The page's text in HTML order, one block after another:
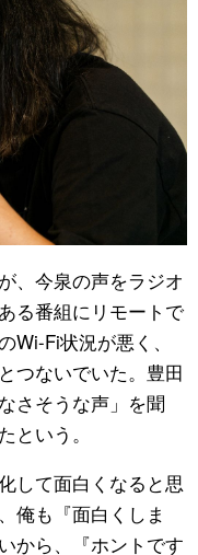
、今泉の声をラジオ
る番組にリモートで
Fi状況が悪く、
つないでいた。豊田
さそうな声」を聞
という。
して面白くなると思
俺も『面白くしま
から、『ホントです